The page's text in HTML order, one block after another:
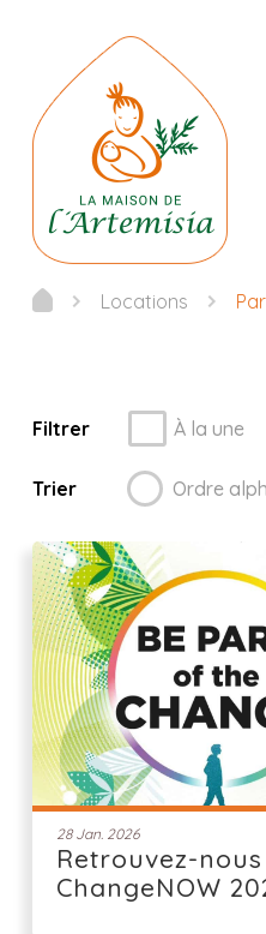
Locations
Filtrer À la une
Trier Ordre
28 Jan. 2026
Retrouvez-
ChangeNOW